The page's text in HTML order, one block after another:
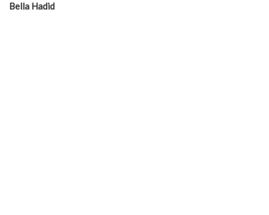
Bella Hadid